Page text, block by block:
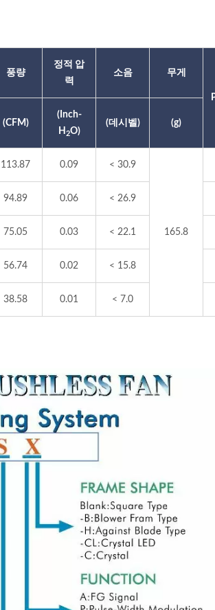
풍량
정적 압
력
소음 무게
(CFM)
(Inch-
H 2O)
(데시벨) (g)
113.87 0.09 < 30.9
165.8
94.89 0.06 < 26.9
75.05 0.03 < 22.1
56.74 0.02 < 15.8
38.58 0.01 < 7.0